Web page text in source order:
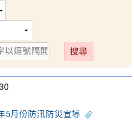
送
出
5月份防汛防災宣導